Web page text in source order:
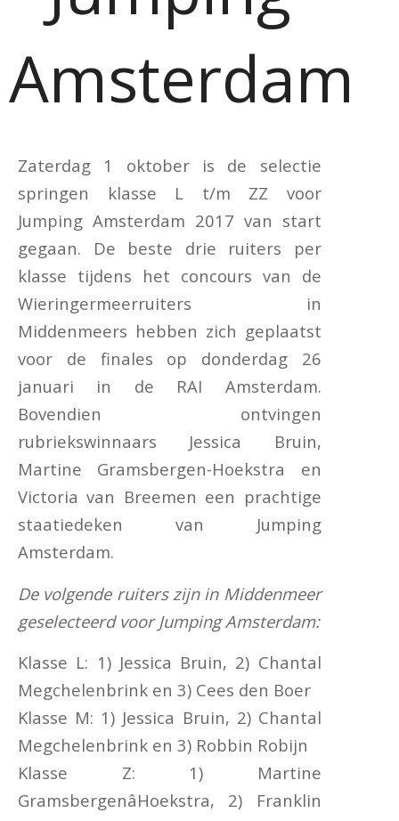
Amsterdam
Zaterdag 1 oktober is de selectie
springen klasse L t/m ZZ voor
Jumping Amsterdam 2017 van start
gegaan. De beste drie ruiters per
klasse tijdens het concours van de
Wieringermeerruiters in
Middenmeers hebben zich geplaatst
voor de finales op donderdag 26
januari in de RAI Amsterdam.
Bovendien ontvingen
rubriekswinnaars Jessica Bruin,
Martine Gramsbergen-Hoekstra en
Victoria van Breemen een prachtige
staatiedeken van Jumping
Amsterdam.
De volgende ruiters zijn in Middenmeer
geselecteerd voor Jumping Amsterdam:
Klasse L: 1) Jessica Bruin, 2) Chantal
Megchelenbrink en 3) Cees den Boer
Klasse M: 1) Jessica Bruin, 2) Chantal
Megchelenbrink en 3) Robbin Robijn
Klasse Z: 1) Martine
GramsbergenâHoekstra, 2) Franklin